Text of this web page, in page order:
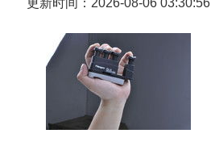
更新时间：2026-08-06 03:30:56